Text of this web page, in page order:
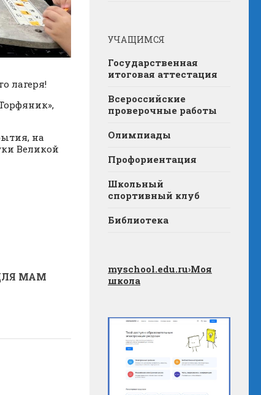
лагеря!
на
Великой
МАМ
УЧАЩИМСЯ
Государственная
итоговая аттестация
Всероссийские
проверочные работы
Олимпиады
Профориентация
Школьный
спортивный клуб
Библиотека
myschool.edu.ru›Моя
школа